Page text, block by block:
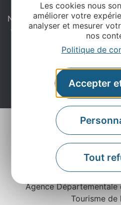
Les cookies nous
améliorer votre
analyser et mesurer
nos
Politique de
Accepter
Tout
Ne manquez pas notre
vous inspirer pour profiter
en
Agence Départementale
Tourisme de